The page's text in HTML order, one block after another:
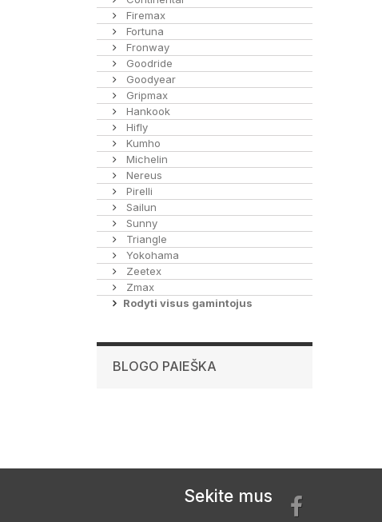
Firemax
Fortuna
Fronway
Goodride
Goodyear
Gripmax
Hankook
Hifly
Kumho
Michelin
Nereus
Pirelli
Sailun
Sunny
Triangle
Yokohama
Zeetex
Zmax
Rodyti visus gamintojus
BLOGO PAIEŠKA
Sekite mus